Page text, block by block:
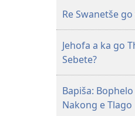
Re Swanetše
Jehofa a ka go
Sebete?
Bapiša:
Nakong e Tlago